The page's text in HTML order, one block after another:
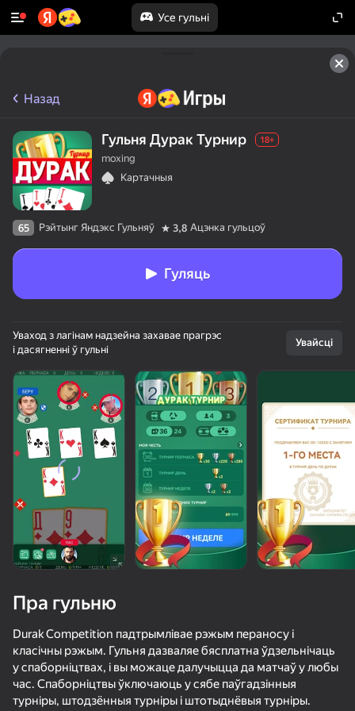
Усе гульні
50+ лепшых гульняў, у якія гуляюць
нават тыя, хто «не гуляе»
Ускользни от Лазера Покер онлайн
Шашки+
68
Ono Classic
61
Назад
Гульня Дурак Турнир 18+
moxing
Картачныя
65 Рэйтынг Яндэкс Гульняў 3,8 Ацэнка гульцоў
Гуляць
Уваход з лагінам надзейна захавае прагрэс
і дасягненні ў гульні
Увайсці
Пра гульню
Durak Competition падтрымлівае рэжым пераносу і
класічны рэжым. Гульня дазваляе бясплатна ўдзельнічаць
у спаборніцтвах, і вы можаце далучыцца да матчаў у любы
час. Спаборніцтвы ўключаюць у сябе паўгадзінныя
турніры, штодзённыя турніры і штотыднёвыя турніры.